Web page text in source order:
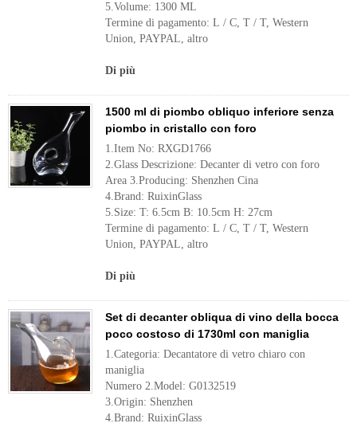
5.Volume: 1300 ML
Termine di pagamento: L / C, T / T, Western
Union, PAYPAL, altro
Di più
1500 ml di piombo obliquo inferiore senza
piombo in cristallo con foro
1.Item No: RXGD1766
2.Glass Descrizione: Decanter di vetro con foro
Area 3.Producing: Shenzhen Cina
4.Brand: RuixinGlass
5.Size: T: 6.5cm B: 10.5cm H: 27cm
Termine di pagamento: L / C, T / T, Western
Union, PAYPAL, altro
Di più
Set di decanter obliqua di vino della bocca
poco costoso di 1730ml con maniglia
1.Categoria: Decantatore di vetro chiaro con
maniglia
Numero 2.Model: G0132519
3.Origin: Shenzhen
4.Brand: RuixinGlass